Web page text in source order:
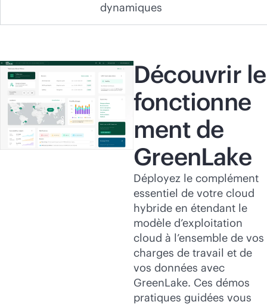
dynamiques
Découvrir le
fonctionne
ment de
GreenLake
Déployez le complément
essentiel de votre cloud
hybride en étendant le
modèle d’exploitation
cloud à l’ensemble de vos
charges de travail et de
vos données avec
GreenLake. Ces démos
pratiques guidées vous